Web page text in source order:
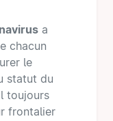
a
chacun
le
statut du
toujours
frontalier